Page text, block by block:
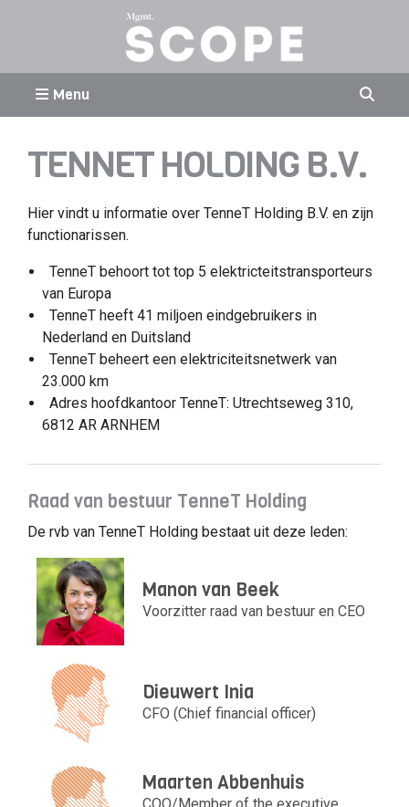
Menu
TENNET HOLDING B.V.
Hier vindt u informatie over TenneT Holding B.V. en zijn
functionarissen.
TenneT behoort tot top 5 elektricteitstransporteurs
van Europa
TenneT heeft 41 miljoen eindgebruikers in
Nederland en Duitsland
TenneT beheert een elektriciteitsnetwerk van
23.000 km
Adres hoofdkantoor TenneT: Utrechtseweg 310,
6812 AR ARNHEM
Raad van bestuur TenneT Holding
De rvb van TenneT Holding bestaat uit deze leden:
Manon van Beek
Voorzitter raad van bestuur en CEO
Dieuwert Inia
CFO (Chief financial officer)
Maarten Abbenhuis